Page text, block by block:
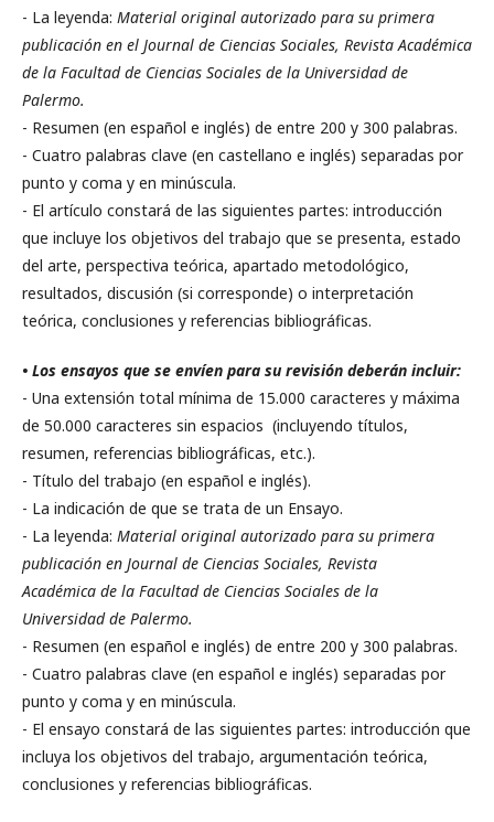
- La leyenda: Material original autorizado para su primera
publicación en el Journal de Ciencias Sociales, Revista Académica
de la Facultad de Ciencias Sociales de la Universidad de
Palermo.
- Resumen (en español e inglés) de entre 200 y 300 palabras.
- Cuatro palabras clave (en castellano e inglés) separadas por
punto y coma y en minúscula.
- El artículo constará de las siguientes partes: introducción
que incluye los objetivos del trabajo que se presenta, estado
del arte, perspectiva teórica, apartado metodológico,
resultados, discusión (si corresponde) o interpretación
teórica, conclusiones y referencias bibliográficas.
• Los ensayos que se envíen para su revisión deberán incluir:
- Una extensión total mínima de 15.000 caracteres y máxima
de 50.000 caracteres sin espacios (incluyendo títulos,
resumen, referencias bibliográficas, etc.).
- Título del trabajo (en español e inglés).
- La indicación de que se trata de un Ensayo.
- La leyenda: Material original autorizado para su primera
publicación en Journal de Ciencias Sociales, Revista
Académica de la Facultad de Ciencias Sociales de la
Universidad de Palermo.
- Resumen (en español e inglés) de entre 200 y 300 palabras.
- Cuatro palabras clave (en español e inglés) separadas por
punto y coma y en minúscula.
- El ensayo constará de las siguientes partes: introducción que
incluya los objetivos del trabajo, argumentación teórica,
conclusiones y referencias bibliográficas.